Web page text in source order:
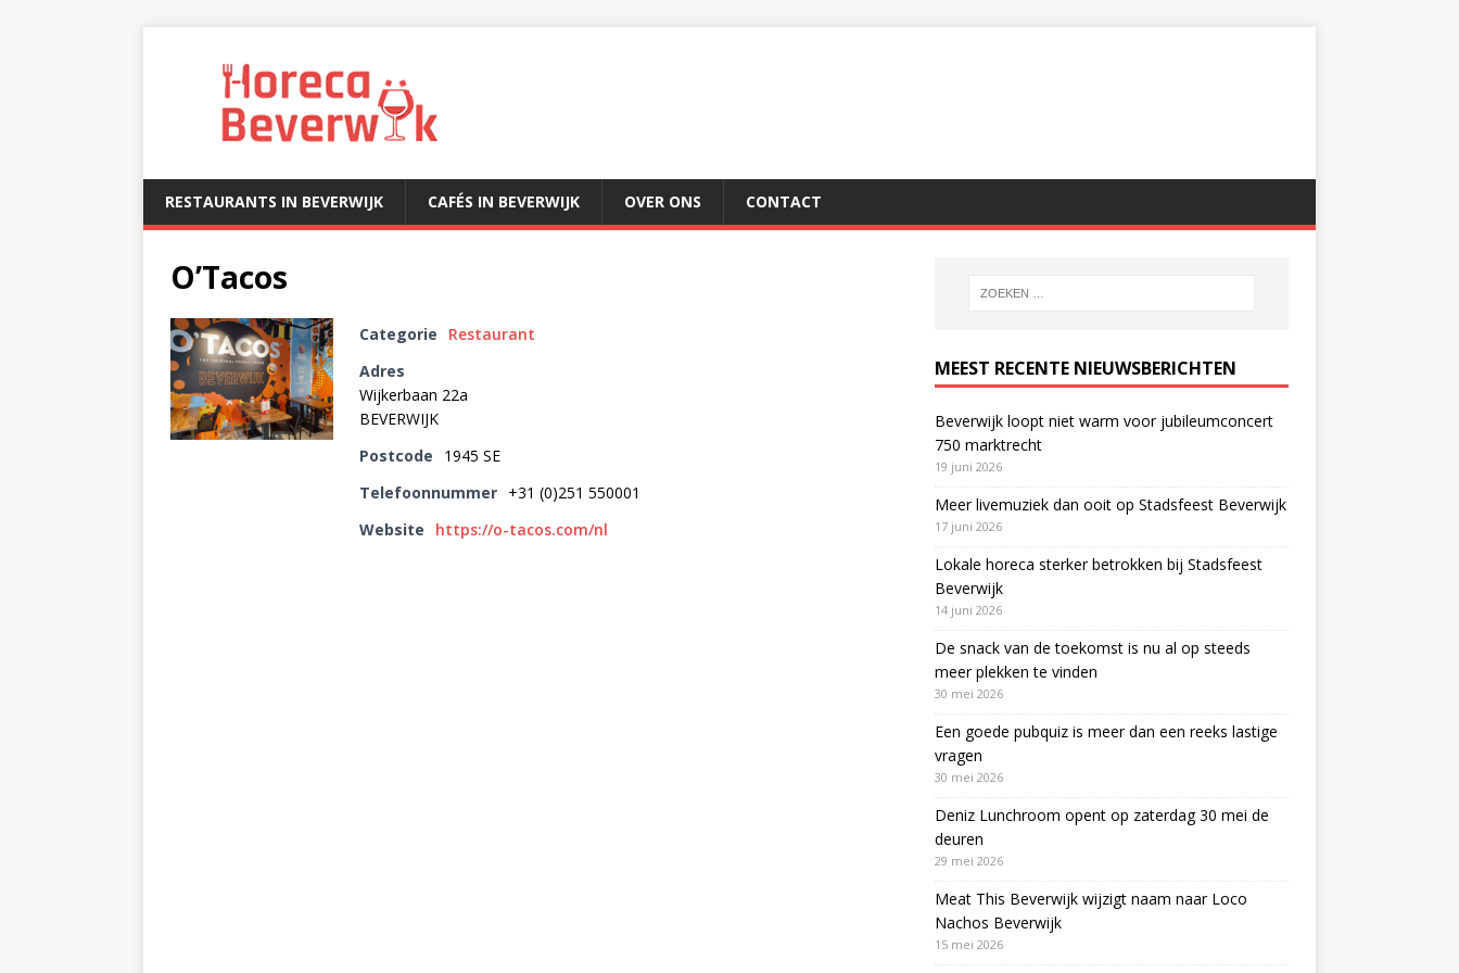
RESTAURANTS IN BEVERWIJK CAFÉS IN BEVERWIJK OVER ONS CONTACT
O’Tacos
Categorie
Restaurant
Adres
Wijkerbaan 22a
BEVERWIJK
Postcode
1945 SE
Telefoonnummer +31 (0)251 550001
Website
https://o-tacos.com/nl
MEEST RECENTE NIEUWSBERICHTEN
Beverwijk loopt niet warm voor jubileumconcert
750 marktrecht
19 juni 2026
Meer livemuziek dan ooit op Stadsfeest Beverwijk
17 juni 2026
Lokale horeca sterker betrokken bij Stadsfeest
Beverwijk
14 juni 2026
De snack van de toekomst is nu al op steeds
meer plekken te vinden
30 mei 2026
Een goede pubquiz is meer dan een reeks lastige
vragen
30 mei 2026
Deniz Lunchroom opent op zaterdag 30 mei de
deuren
29 mei 2026
Meat This Beverwijk wijzigt naam naar Loco
Nachos Beverwijk
15 mei 2026